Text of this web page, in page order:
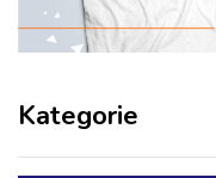
Kategorie